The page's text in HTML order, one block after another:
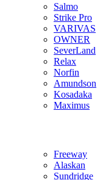
Salmo
Strike Pro
VARIVAS
OWNER
SeverLand
Relax
Norfin
Amundson
Kosadaka
Maximus
Freeway
Alaskan
Sundridge